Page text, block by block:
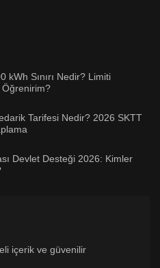
kWh Sınırı Nedir? Limiti
Öğrenirim?
Tarifesi Nedir? 2026 SKTT
Devlet Desteği 2026: Kimler
içerik ve güvenilir